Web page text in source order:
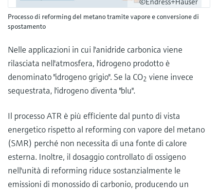
Processo di reforming del metano tramite vapore e conversione di
spostamento
Nelle applicazioni in cui l'anidride carbonica viene
rilasciata nell'atmosfera, l'idrogeno prodotto è
denominato "idrogeno grigio". Se la CO2 viene invece
sequestrata, l'idrogeno diventa "blu".
Il processo ATR è più efficiente dal punto di vista
energetico rispetto al reforming con vapore del metano
(SMR) perché non necessita di una fonte di calore
esterna. Inoltre, il dosaggio controllato di ossigeno
nell'unità di reforming riduce sostanzialmente le
emissioni di monossido di carbonio, producendo un